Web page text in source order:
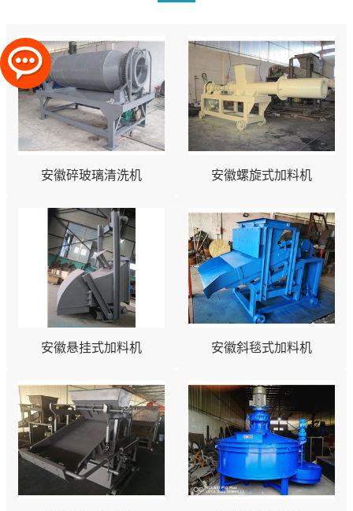
安徽碎玻璃清洗机 安徽螺旋式加料机
安徽悬挂式加料机 安徽斜毯式加料机